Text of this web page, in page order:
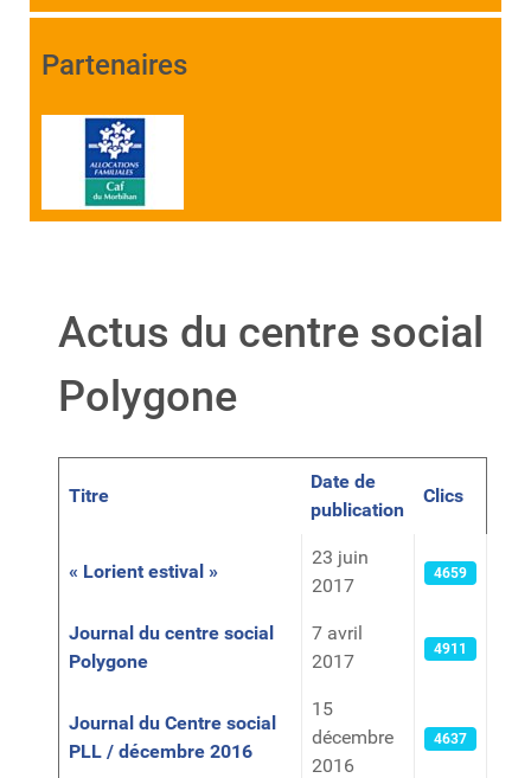
Partenaires
Actus du centre social
Polygone
Titre
Date de
publication
Clics
« Lorient estival »
23 juin
2017
4659
Journal du centre social
Polygone
7 avril
2017
4911
Journal du Centre social
PLL / décembre 2016
15
décembre
2016
4637